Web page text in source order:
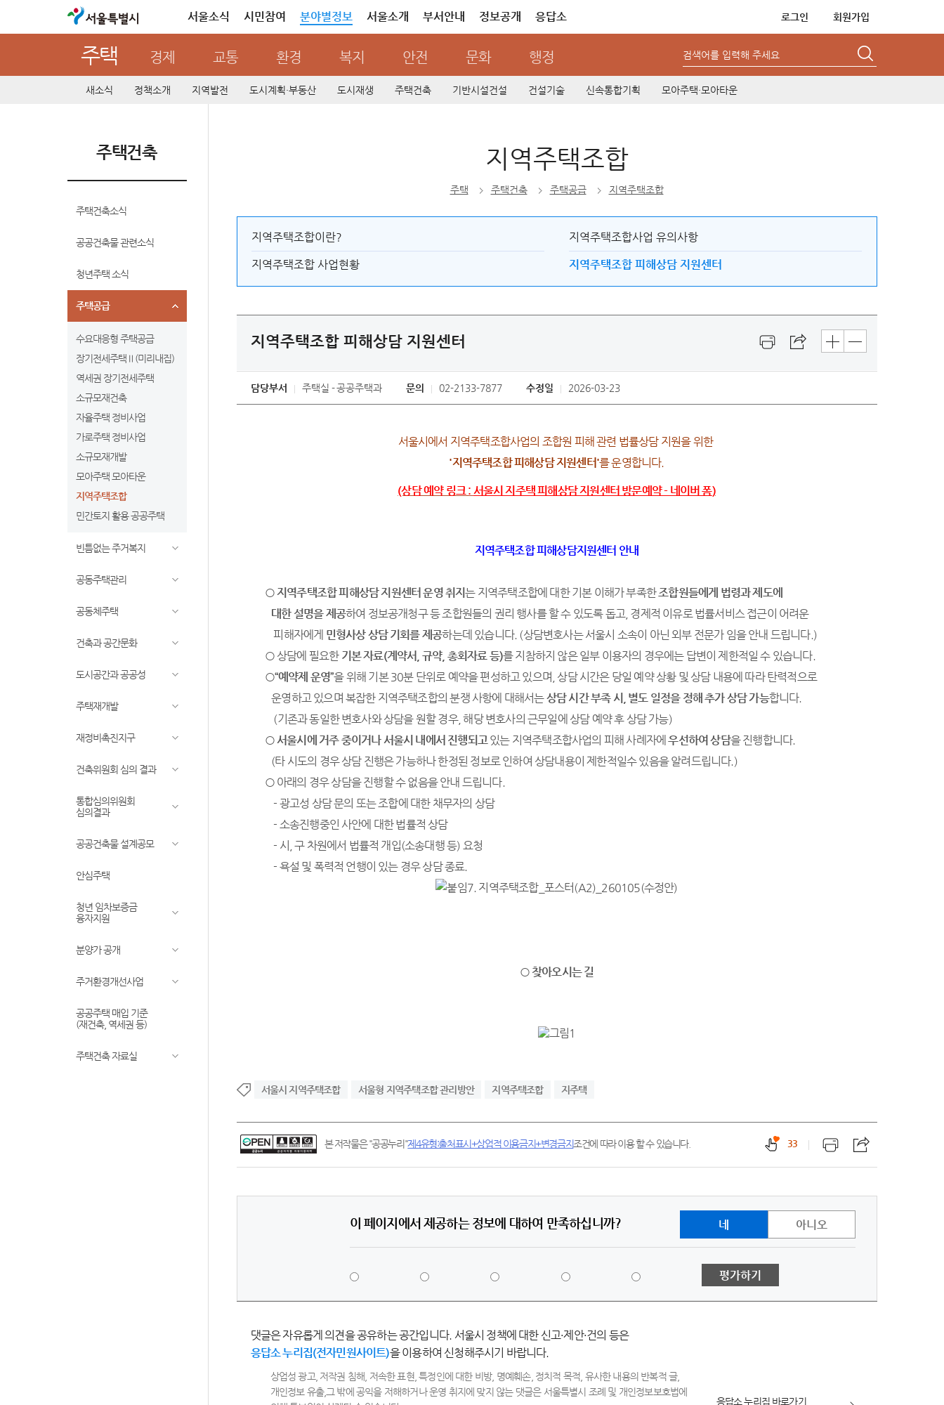
서울특별시 서울소식 시민참여 분야별정보 서울소개 부서안내 정보공개 응답소 로그인 회원가입
주택 경제 교통 환경 복지 안전 문화 행정 검색어를 입력해 주세요
새소식 정책소개 지역발전 도시계획·부동산 도시재생 주택건축 기반시설건설 건설기술 신속통합기획 모아주택·모아타운
주택건축
주택건축소식
공공건축물 관련소식
청년주택 소식
주택공급
수요대응형 주택공급
장기전세주택Ⅱ(미리내집)
역세권 장기전세주택
소규모재건축
자율주택 정비사업
가로주택 정비사업
소규모재개발
모아주택 모아타운
지역주택조합
민간토지 활용 공공주택
빈틈없는 주거복지
공동주택관리
공동체주택
건축과 공간문화
도시공간과 공공성
주택재개발
재정비촉진지구
건축위원회 심의 결과
통합심의위원회
심의결과
공공건축물 설계공모
안심주택
청년 임차보증금
융자지원
분양가 공개
주거환경개선사업
공공주택 매입 기준
(재건축, 역세권 등)
주택건축 자료실
지역주택조합
주택 주택건축 주택공급 지역주택조합
지역주택조합이란? 지역주택조합사업 유의사항
지역주택조합 사업현황 지역주택조합 피해상담 지원센터
지역주택조합 피해상담 지원센터
담당부서 주택실 공공주택과 문의 02-2133-7877 수정일 2026-03-23
서울시에서 지역주택조합사업의 조합원 피해 관련 법률상담 지원을 위한
'지역주택조합 피해상담 지원센터'를 운영합니다.
(상담 예약 링크 : 서울시 지주택 피해상담 지원센터 방문예약 - 네이버 폼)
지역주택조합 피해상담지원센터 안내
○지역주택조합 피해상담 지원센터 운영 취지는 지역주택조합에 대한 기본 이해가 부족한조합원들에게 법령과제도에
대한 설명을 제공하여 정보공개청구 등 조합원들의 권리 행사를 할 수 있도록 돕고, 경제적 이유로 법률서비스 접근이 어려운
피해자에게 민형사상 상담 기회를 제공하는데 있습니다. (상담변호사는 서울시 소속이 아닌 외부 전문가 임을 안내 드립니다.)
○ 상담에 필요한 기본 자료(계약서 규약, 총회자료 등)를 지참하지 않은 일부 이용자의 경우에는 답변이 제한적일 수 있습니다.
○“예약제 운영”을 위해 기본 30분 단위로 예약을 편성하고 있으며, 상담 시간은 당일 예약 상황 및 상담 내용에 따라 탄력적으로
운영하고 있으며 복잡한 지역주택조합의 분쟁 사항에 대해서는상담 시간 부족 시 별도 일정을 정해 추가 상담 가능합니다.
(기존과 동일한 변호사와 상담을 원할 경우, 해당 변호사의 근무일에 상담 예약 후 상담 가능)
○서울시에 거주 중이거나 서울시 내에서 진행되고있는 지역주택조합사업의 피해 사례자에우선하여 상담을 진행합니다.
(타 시도의 경우 상담 진행은 가능하나 한정된 정보로 인하여 상담내용이 제한적일수 있음을 알려드립니다.)
○ 아래의 경우 상담을 진행할 수 없음을 안내 드립니다.
- 광고성 상담 문의 또는 조합에 대한 채무자의 상담
- 소송진행중인 사안에 대한 법률적 상담
- 시, 구 차원에서 법률적 개입(소송대행 등) 요청
- 욕설 및 폭력적 언행이 있는 경우 상담 종료.
○ 찾아오시는 길
서울시 지역주택조합 서울형 지역주택조합 관리방안 지역주택조합 지주택
33
본 저작물은 "공공누리"제4유형:출처표시+상업적 이용금지+변경금지조건에 따라 이용 할 수 있습니다.
이 페이지에서 제공하는 정보에 대하여 만족하십니까? 네 아니오
만
족
족
평가하기
댓글은 자유롭게 의견을 공유하는 공간입니다. 서울시 정책에 대한 신고·제안·건의 등은
응답소 누리집(전자민원사이트)을 이용하여 신청해주시기 바랍니다.
상업성 광고, 저작권 침해, 저속한 표현, 특정인에 대한 비방, 명예훼손, 정치적 목적, 유사한 내용의 반복적 글,
개인정보 유출,그 밖에 공익을 저해하거나 운영 취지에 맞지 않는 댓글은 서울특별시 조례 및 개인정보보호법에
응답소 누리집 바로가기